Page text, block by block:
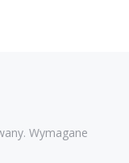
Wymagane